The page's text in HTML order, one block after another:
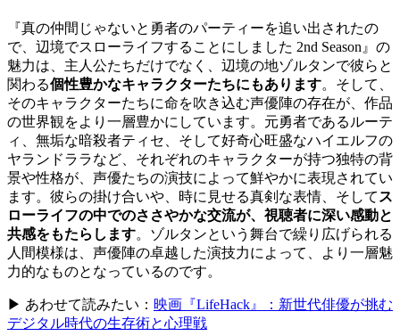
『真の仲間じゃないと勇者のパーティーを追い出されたの
で、辺境でスローライフすることにしました 2nd Season』の
魅力は、主人公たちだけでなく、辺境の地ゾルタンで彼らと
関わる個性豊かなキャラクターたちにもあります。そして、
そのキャラクターたちに命を吹き込む声優陣の存在が、作品
の世界観をより一層豊かにしています。元勇者であるルーテ
ィ、無垢な暗殺者ティセ、そして好奇心旺盛なハイエルフの
ヤランドララなど、それぞれのキャラクターが持つ独特の背
景や性格が、声優たちの演技によって鮮やかに表現されてい
ます。彼らの掛け合いや、時に見せる真剣な表情、そして ス
ローライフの中でのささやかな交流が、視聴者に深い感動と
共感をもたらします。ゾルタンという舞台で繰り広げられる
人間模様は、声優陣の卓越した演技力によって、より一層魅
力的なものとなっているのです。
▶ あわせて読みたい： 映画『LifeHack』：新世代俳優が挑む
デジタル時代の生存術と心理戦